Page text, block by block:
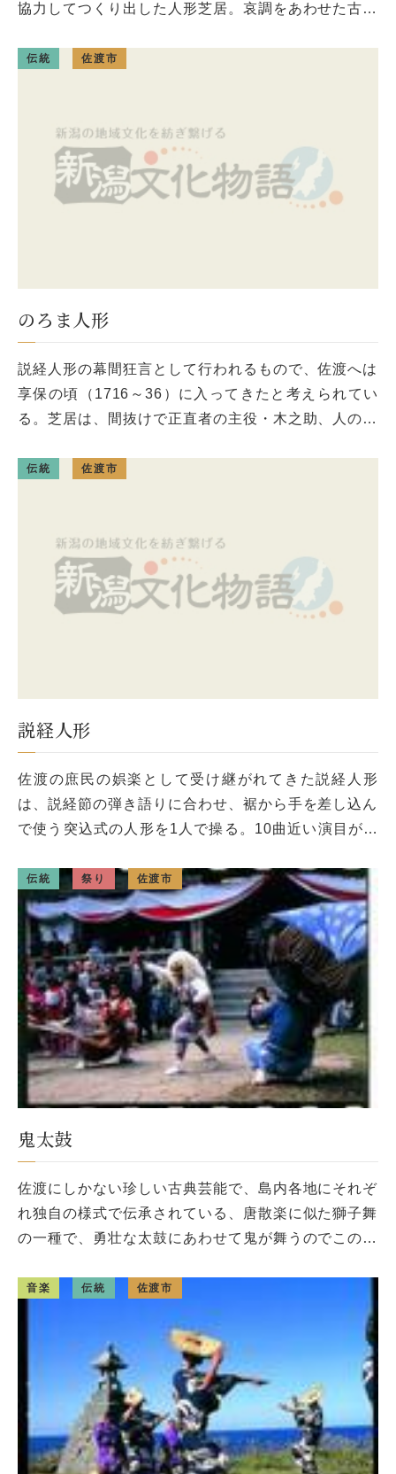
協力してつくり出した人形芝居。哀調をあわせた古浄
朴な雰囲気。出し物は10 […]
伝統 佐渡市
のろま人形
説経人形の幕間狂言として行われるもので、佐渡へは
享保の頃（1716～36）に入ってきたと考えられてい
る。芝居は、間抜けで正直者の主役・木之助、人のよ
人で構成され、狂言風に演 […]
伝統 佐渡市
説経人形
佐渡の庶民の娯楽として受け継がれてきた説経人形
は、説経節の弾き語りに合わせ、裾から手を差し込ん
で使う突込式の人形を1人で操る。10曲近い演目があ
伝統を守り伝えている。 出典 […]
伝統 祭り 佐渡市
鬼太鼓
佐渡にしかない珍しい古典芸能で、島内各地にそれぞ
れ独自の様式で伝承されている、唐散楽に似た獅子舞
の一種で、勇壮な太鼓にあわせて鬼が舞うのでこの名
礼には多く舞われる神事芸能で […]
音楽 伝統 佐渡市